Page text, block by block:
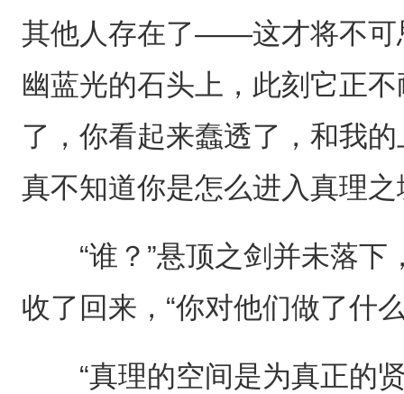
其他人存在了——这才将不可
幽蓝光的石头上，此刻它正
了，你看起来蠢透了，和我
真不知道你是怎么进入真理之
“谁？”悬顶之剑并未落下
收了回来，“你对他们做了什
“真理的空间是为真正的贤